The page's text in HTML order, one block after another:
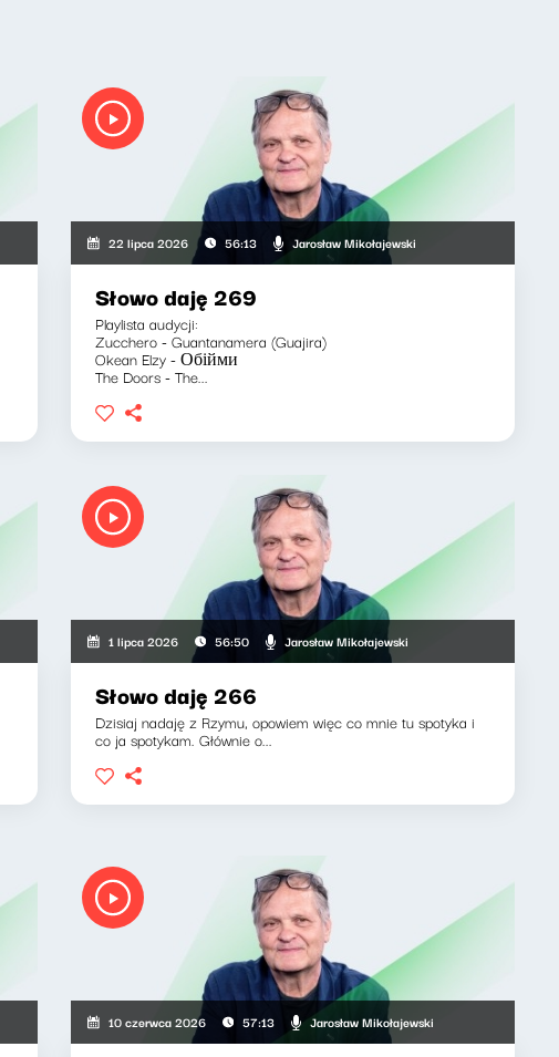
22 lipca 2026 56:13 Jarosław Mikołajewski
Słowo daję 269
Playlista audycji:
Zucchero - Guantanamera (Guajira)
Okean Elzy - Обійми
The Doors - The...
1 lipca 2026 56:50 Jarosław Mikołajewski
Słowo daję 266
Dzisiaj nadaję z Rzymu, opowiem więc co mnie tu spotyka i
co ja spotykam. Głównie o...
10 czerwca 2026 57:13 Jarosław Mikołajewski